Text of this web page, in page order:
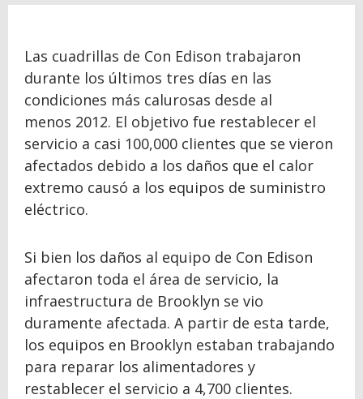
Las cuadrillas de Con Edison trabajaron
durante los últimos tres días en las
condiciones más calurosas desde al
menos 2012. El objetivo fue restablecer el
servicio a casi 100,000 clientes que se vieron
afectados debido a los daños que el calor
extremo causó a los equipos de suministro
eléctrico.
Si bien los daños al equipo de Con Edison
afectaron toda el área de servicio, la
infraestructura de Brooklyn se vio
duramente afectada. A partir de esta tarde,
los equipos en Brooklyn estaban trabajando
para reparar los alimentadores y
restablecer el servicio a 4,700 clientes.